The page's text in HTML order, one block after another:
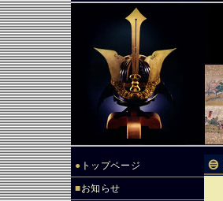
● トップページ
■お知らせ